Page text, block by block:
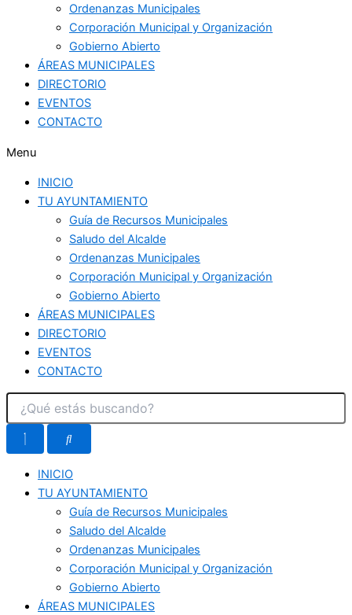
Ordenanzas Municipales
Corporación Municipal y Organización
Gobierno Abierto
ÁREAS MUNICIPALES
DIRECTORIO
EVENTOS
CONTACTO
Menu
INICIO
TU AYUNTAMIENTO
Guía de Recursos Municipales
Saludo del Alcalde
Ordenanzas Municipales
Corporación Municipal y Organización
Gobierno Abierto
ÁREAS MUNICIPALES
DIRECTORIO
EVENTOS
CONTACTO
INICIO
TU AYUNTAMIENTO
Guía de Recursos Municipales
Saludo del Alcalde
Ordenanzas Municipales
Corporación Municipal y Organización
Gobierno Abierto
ÁREAS MUNICIPALES